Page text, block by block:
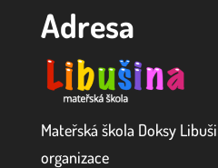
Adresa
Mateřská škola Doksy
organizace